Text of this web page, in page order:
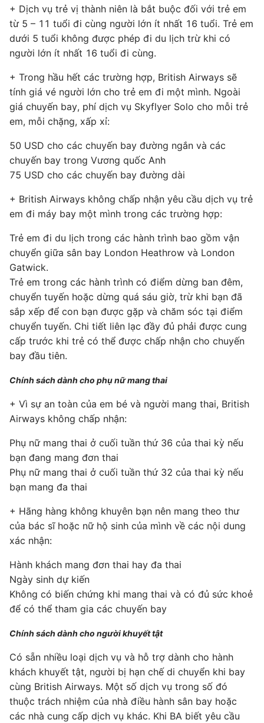
+ Dịch vụ trẻ vị thành niên là bắt buộc đối với trẻ em
từ 5 – 11 tuổi đi cùng người lớn ít nhất 16 tuổi. Trẻ em
dưới 5 tuổi không được phép đi du lịch trừ khi có
người lớn ít nhất 16 tuổi đi cùng.
+ Trong hầu hết các trường hợp, British Airways sẽ
tính giá vé người lớn cho trẻ em đi một mình. Ngoài
giá chuyến bay, phí dịch vụ Skyflyer Solo cho mỗi trẻ
em, mỗi chặng, xấp xỉ:
50 USD cho các chuyến bay đường ngắn và các
chuyến bay trong Vương quốc Anh
75 USD cho các chuyến bay đường dài
+ British Airways không chấp nhận yêu cầu dịch vụ trẻ
em đi máy bay một mình trong các trường hợp:
Trẻ em đi du lịch trong các hành trình bao gồm vận
chuyển giữa sân bay London Heathrow và London
Gatwick.
Trẻ em trong các hành trình có điểm dừng ban đêm,
chuyển tuyến hoặc dừng quá sáu giờ, trừ khi bạn đã
sắp xếp để con bạn được gặp và chăm sóc tại điểm
chuyển tuyến. Chi tiết liên lạc đầy đủ phải được cung
cấp trước khi trẻ có thể được chấp nhận cho chuyến
bay đầu tiên.
Chính sách dành cho phụ nữ mang thai
+ Vì sự an toàn của em bé và người mang thai, British
Airways không chấp nhận:
Phụ nữ mang thai ở cuối tuần thứ 36 của thai kỳ nếu
bạn đang mang đơn thai
Phụ nữ mang thai ở cuối tuần thứ 32 của thai kỳ nếu
bạn mang đa thai
+ Hãng hàng không khuyên bạn nên mang theo thư
của bác sĩ hoặc nữ hộ sinh của mình về các nội dung
xác nhận:
Hành khách mang đơn thai hay đa thai
Ngày sinh dự kiến
Không có biến chứng khi mang thai và có đủ sức khoẻ
để có thể tham gia các chuyến bay
Chính sách dành cho người khuyết tật
Có sẵn nhiều loại dịch vụ và hỗ trợ dành cho hành
khách khuyết tật, người bị hạn chế di chuyển khi bay
cùng British Airways. Một số dịch vụ trong số đó
thuộc trách nhiệm của nhà điều hành sân bay hoặc
các nhà cung cấp dịch vụ khác. Khi BA biết yêu cầu